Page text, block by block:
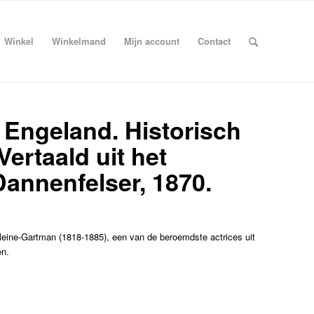
Winkel Winkelmand Mijn account Contact
Historisch
uit het
1870.
Gartman (1818-1885), een van de beroemdste actrices uit